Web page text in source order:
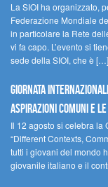
La SIOI ha organizzato,
Federazione Mondiale
in particolare la Rete
vi fa capo. L’evento si
sede della SIOI, che è […]
GIORNATA
ASPIRAZIONI COMUNI E
Il 12 agosto si celebra la
“Different Contexts,
tutti i giovani del mondo
giovanile italiano e il